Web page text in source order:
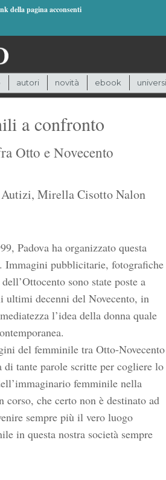
della pagina acconsenti
autori novità ebook
a confronto
Otto e Novecento
, Mirella Cisotto Nalon
Padova ha organizzato questa
Immagini pubblicitarie, fotografiche
sono state poste a
decenni del Novecento, in
l’idea della donna quale
del femminile tra Otto-Novecento
tante parole scritte per cogliere lo
femminile nella
corso, che certo non è destinato ad
sempre più il vero luogo
in questa nostra società sempre